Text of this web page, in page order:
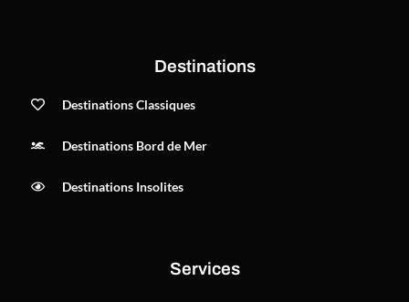
Destinations
Destinations Classiques
Destinations Bord de Mer
Destinations Insolites
Services